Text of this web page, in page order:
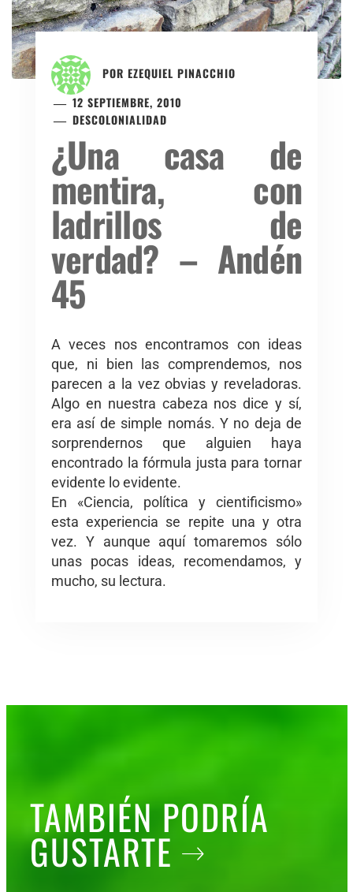
POR EZEQUIEL PINACCHIO
12 SEPTIEMBRE, 2010
DESCOLONIALIDAD
¿Una casa de
mentira, con
ladrillos de
verdad? – Andén
45
A veces nos encontramos con ideas
que, ni bien las comprendemos, nos
parecen a la vez obvias y reveladoras.
Algo en nuestra cabeza nos dice y sí,
era así de simple nomás. Y no deja de
sorprendernos que alguien haya
encontrado la fórmula justa para tornar
evidente lo evidente.
En «Ciencia, política y cientificismo»
esta experiencia se repite una y otra
vez. Y aunque aquí tomaremos sólo
unas pocas ideas, recomendamos, y
mucho, su lectura.
TAMBIÉN PODRÍA
GUSTARTE